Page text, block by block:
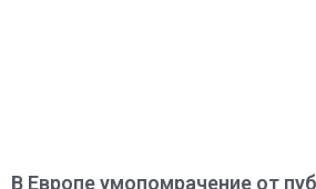
В Европе умопомрачение от